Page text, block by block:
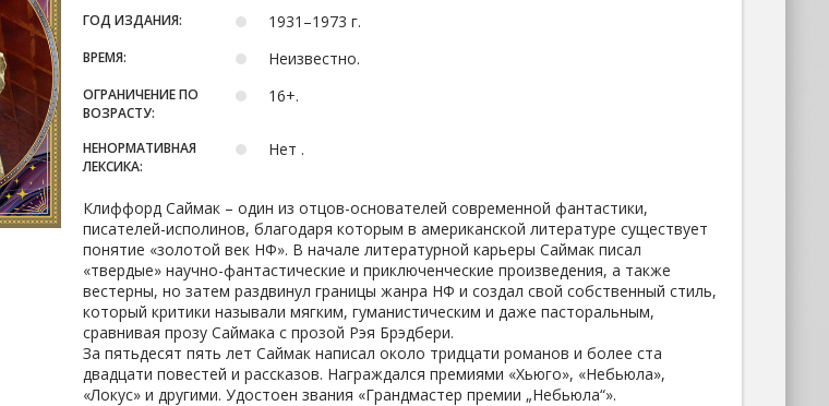
ГОД ИЗДАНИЯ: 1931–1973 г.
ВРЕМЯ: Неизвестно.
ОГРАНИЧЕНИЕ ПО
ВОЗРАСТУ:
16+.
НЕНОРМАТИВНАЯ
ЛЕКСИКА:
Нет .
Клиффорд Саймак – один из отцов-основателей современной фантастики,
писателей-исполинов, благодаря которым в американской литературе существует
понятие «золотой век НФ». В начале литературной карьеры Саймак писал
«твердые» научно-фантастические и приключенческие произведения, а также
вестерны, но затем раздвинул границы жанра НФ и создал свой собственный стиль,
который критики называли мягким, гуманистическим и даже пасторальным,
сравнивая прозу Саймака с прозой Рэя Брэдбери.
За пятьдесят пять лет Саймак написал около тридцати романов и более ста
двадцати повестей и рассказов. Награждался премиями «Хьюго», «Небьюла»,
«Локус» и другими. Удостоен звания «Грандмастер премии „Небьюла“».